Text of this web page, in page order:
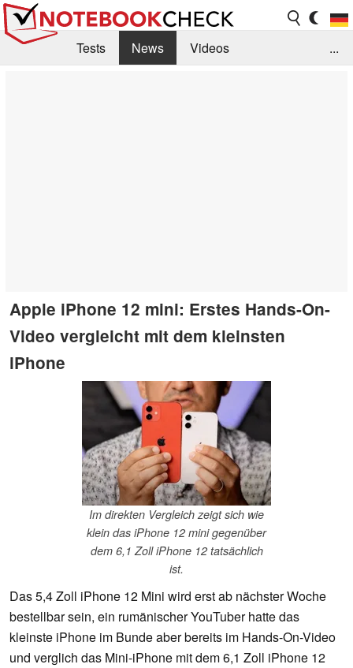
Tests News
Videos
...
Apple iPhone 12 mini: Erstes Hands-On-
Video vergleicht mit dem kleinsten
iPhone
Im direkten Vergleich zeigt sich wie
klein das iPhone 12 mini gegenüber
dem 6,1 Zoll iPhone 12 tatsächlich
ist.
Das 5,4 Zoll iPhone 12 Mini wird erst ab nächster Woche
bestellbar sein, ein rumänischer YouTuber hatte das
kleinste iPhone im Bunde aber bereits im Hands-On-Video
und verglich das Mini-iPhone mit dem 6,1 Zoll iPhone 12